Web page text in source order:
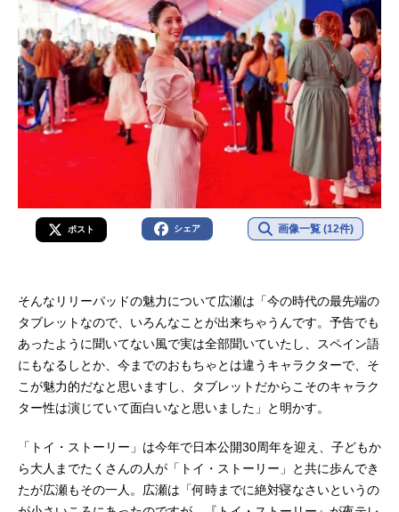
ポスト シェア 画像一覧 (12件)
そんなリリーパッドの魅力について広瀬は「今の時代の最先端の
タブレットなので、いろんなことが出来ちゃうんです。予告でも
あったように聞いてない風で実は全部聞いていたし、スペイン語
にもなるしとか、今までのおもちゃとは違うキャラクターで、そ
こが魅力的だなと思いますし、タブレットだからこそのキャラク
ター性は演じていて面白いなと思いました」と明かす。
「トイ・ストーリー」は今年で日本公開30周年を迎え、子どもか
ら大人までたくさんの人が「トイ・ストーリー」と共に歩んでき
たが広瀬もその一人。広瀬は「何時までに絶対寝なさいというの